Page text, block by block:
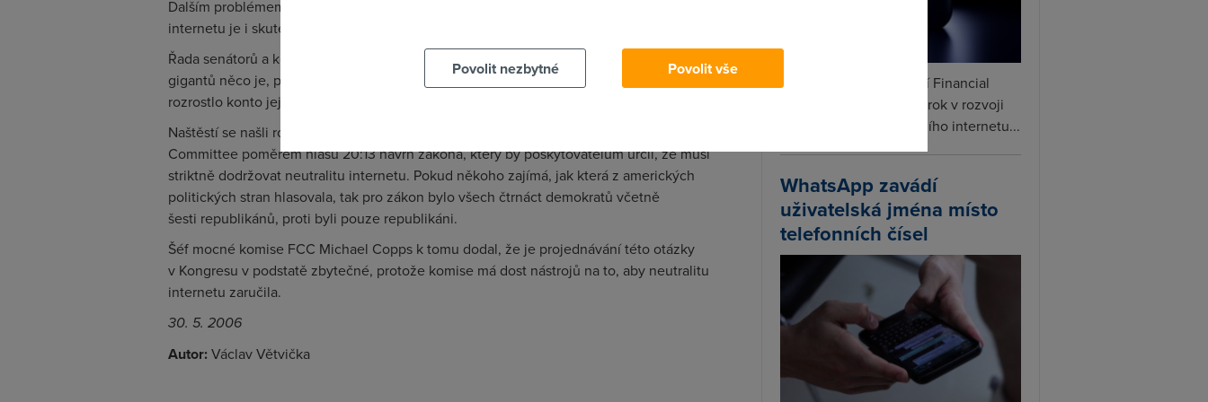
Dalším problémem by byly problémy se schopností menších firem konkurovat, jednou z krás
internetu je i skutečnost, že většina dnešních gigantů začínala někde na koleně v garážích.
Řada senátorů a kongresmanů se halasně nechala slyšet, že na názoru telekomunikačních
gigantů něco je, politici si zřejmě přitom s příjemným pocitem na duši počítali, o kolik se
rozrostlo konto jejich volební kampaně. Chvíli se dokonce zdálo, že je vše ztraceno.
Naštěstí se našli rozumní politici, a minulý pátek schválila komise House Judiciary
Committee poměrem hlasů 20:13 návrh zákona, který by poskytovatelům určil, že musí
striktně dodržovat neutralitu internetu. Pokud někoho zajímá, jak která z amerických
politických stran hlasovala, tak pro zákon bylo všech čtrnáct demokratů včetně
šesti republikánů, proti byli pouze republikáni.
Šéf mocné komise FCC Michael Copps k tomu dodal, že je projednávání této otázky
v Kongresu v podstatě zbytečné, protože komise má dost nástrojů na to, aby neutralitu
internetu zaručila.
30. 5. 2006
Autor: Václav Větvička
SpaceX podle informací Financial
Times připravuje další krok v rozvoji
Starlinku. Vedle satelitního internetu...
WhatsApp zavádí
uživatelská jména místo
telefonních čísel
Povolit nezbytné
Povolit vše